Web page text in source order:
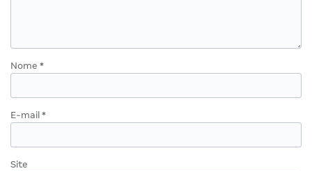
Nome *
E-mail *
Site